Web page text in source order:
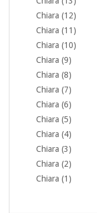
Chiara (12)
Chiara (11)
Chiara (10)
Chiara (9)
Chiara (8)
Chiara (7)
Chiara (6)
Chiara (5)
Chiara (4)
Chiara (3)
Chiara (2)
Chiara (1)